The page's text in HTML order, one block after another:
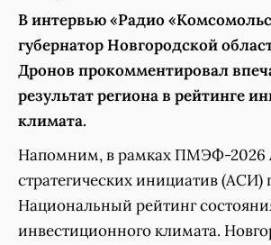
В интервью «Радио
губернатор Новгородской
Дронов прокомментировал
результат региона в рейтинге
климата.
Напомним, в рамках ПМЭФ-2026
стратегических инициатив (АСИ)
Национальный рейтинг
инвестиционного климата.